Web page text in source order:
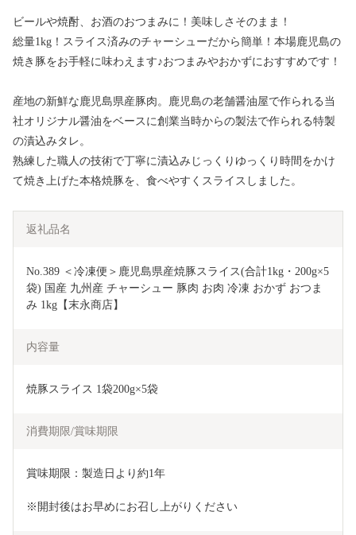
ビールや焼酎、お酒のおつまみに！美味しさそのまま！
総量1kg！スライス済みのチャーシューだから簡単！本場鹿児島の
焼き豚をお手軽に味わえます♪おつまみやおかずにおすすめです！
産地の新鮮な鹿児島県産豚肉。鹿児島の老舗醤油屋で作られる当
社オリジナル醤油をベースに創業当時からの製法で作られる特製
の漬込みタレ。
熟練した職人の技術で丁寧に漬込みじっくりゆっくり時間をかけ
て焼き上げた本格焼豚を、食べやすくスライスしました。
返礼品名
No.389 ＜冷凍便＞鹿児島県産焼豚スライス(合計1kg・200g×5
袋) 国産 九州産 チャーシュー 豚肉 お肉 冷凍 おかず おつま
み 1kg【末永商店】
内容量
焼豚スライス 1袋200g×5袋
消費期限/賞味期限
賞味期限：製造日より約1年
※開封後はお早めにお召し上がりください